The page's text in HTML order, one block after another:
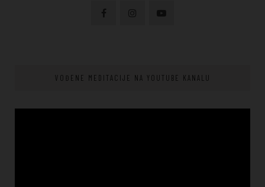
VOĐENE MEDITACIJE NA YOUTUBE KANALU